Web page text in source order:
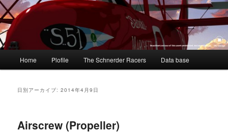
Home Plofile The Schnerder Racers Data base
日別アーカイブ:2014年4月9日
Airscrew (Propeller)